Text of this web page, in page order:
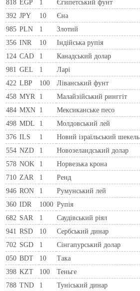
818 EGP 1 Єгипетський фунт
392 JPY 10 Єна
985 PLN 1 Злотий
356 INR 10 Індійська рупія
124 CAD 1 Канадський долар
981 GEL 1 Ларi
422 LBP 100 Ліванський фунт
458 MYR 1 Малайзійський ринггіт
484 MXN 1 Мексиканське песо
498 MDL 1 Молдовський лей
376 ILS 1 Новий ізраїльський шекель
554 NZD 1 Новозеландський долар
578 NOK 1 Норвезька крона
710 ZAR 1 Ренд
946 RON 1 Румунський лей
360 IDR 1000 Рупія
682 SAR 1 Саудівський ріял
941 RSD 10 Сербський динар
702 SGD 1 Сінгапурський долар
050 BDT 10 Така
398 KZT 100 Теньге
788 TND 1 Туніський динар